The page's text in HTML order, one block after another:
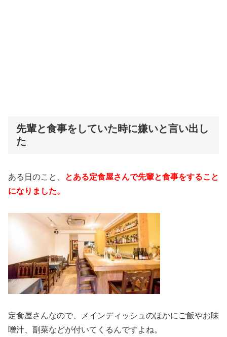
先輩と食事をしていた時に嫌いと言い出し
た
ある日のこと、
とある定食屋さんで先輩と食事をすること
になりました。
定食屋さんなので、メインディッシュのほかにご飯やお味
噌汁、副菜などが付いてくるんですよね。